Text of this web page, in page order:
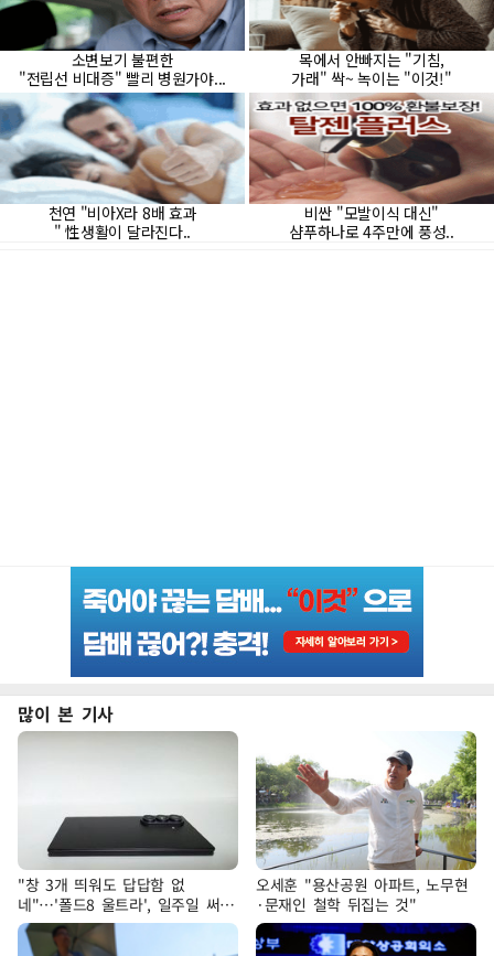
많이 본 기사
"창 3개 띄워도 답답함 없
네"…'폴드8 울트라', 일주일 써보
니
오세훈 "용산공원 아파트, 노무현
·문재인 철학 뒤집는 것"